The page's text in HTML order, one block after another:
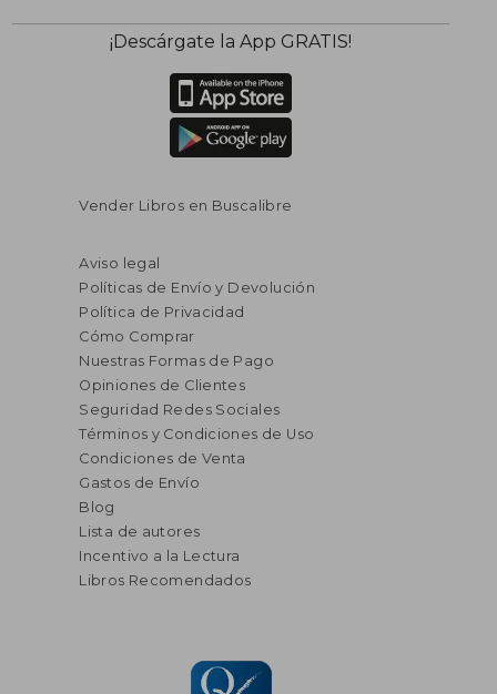
¡Descárgate la App GRATIS!
Vender Libros en Buscalibre
Aviso legal
Políticas de Envío y Devolución
Política de Privacidad
Cómo Comprar
Nuestras Formas de Pago
Opiniones de Clientes
Seguridad Redes Sociales
Términos y Condiciones de Uso
Condiciones de Venta
Gastos de Envío
Blog
Lista de autores
Incentivo a la Lectura
Libros Recomendados